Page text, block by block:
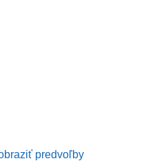
predvoľby